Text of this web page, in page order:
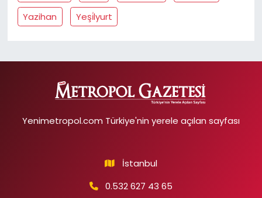
Yazihan
Yeşi̇lyurt
Yenimetropol.com Türkiye'nin yerele açılan sayfası
İstanbul
0.532 627 43 65